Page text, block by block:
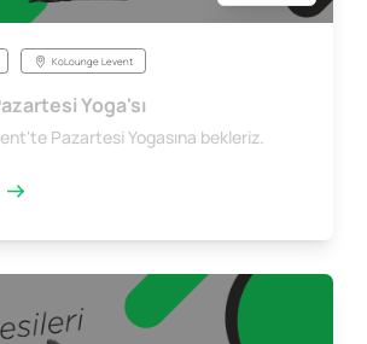
KoLounge Levent
Yoga'sı
Pazartesi Yogasına bekleriz.